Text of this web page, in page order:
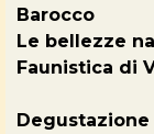
Barocco
Le bellezze
Faunistica di